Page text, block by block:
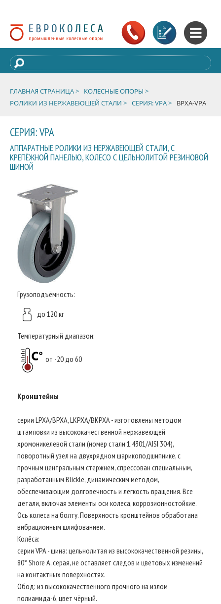
ГЛАВНАЯ СТРАНИЦА >
КОЛЕСНЫЕ ОПОРЫ >
РОЛИКИ ИЗ НЕРЖАВЕЮЩЕЙ СТАЛИ > СЕРИЯ: VPA > BPXA-VPA
СЕРИЯ: VPA
АППАРАТНЫЕ РОЛИКИ ИЗ НЕРЖАВЕЮЩЕЙ СТАЛИ, С
КРЕПЁЖНОЙ ПАНЕЛЬЮ, КОЛЕСО С ЦЕЛЬНОЛИТОЙ РЕЗИНОВОЙ
ШИНОЙ
Грузоподъёмность:
до 120 кг
Температурный диапазон:
от -20 до 60
Кронштейны
серии LPXA/BPXA, LKPXA/BKPXA - изготовлены методом
штамповки из высококачественной нержавеющей
хромоникелевой стали (номер стали 1.4301/AISI 304),
поворотный узел на двухрядном шарикоподшипнике, с
прочным центральным стержнем, спрессован специальным,
разработанным Blickle, динамическим методом,
обеспечивающим долговечность и лёгкость вращения. Все
детали, включая элементы оси колеса, коррозионностойкие.
Ось колеса на болту. Поверхность кронштейнов обработана
вибрационным шлифованием.
Колёса:
серии VPA - шина: цельнолитая из высококачественной резины,
80° Shore A, серая, не оставляет следов и цветовых изменений
на контактных поверхностях.
Обод: из высококачественного прочного на излом
полиамида-6, цвет чёрный.